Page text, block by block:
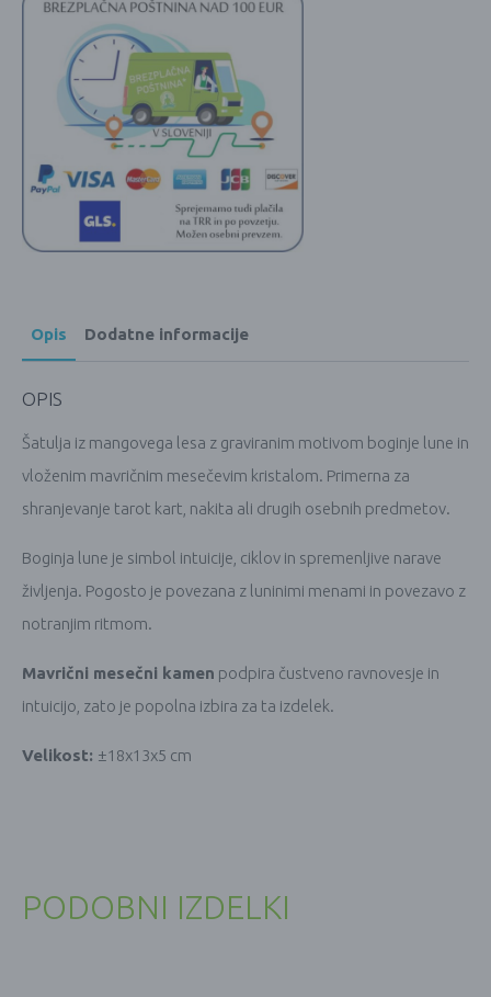
Opis Dodatne informacije
OPIS
Šatulja iz mangovega lesa z graviranim motivom boginje lune in
vloženim mavričnim mesečevim kristalom. Primerna za
shranjevanje tarot kart, nakita ali drugih osebnih predmetov.
Boginja lune je simbol intuicije, ciklov in spremenljive narave
življenja. Pogosto je povezana z luninimi menami in povezavo z
notranjim ritmom.
Mavrični mesečni kamen podpira čustveno ravnovesje in
intuicijo, zato je popolna izbira za ta izdelek.
Velikost: ±18x13x5 cm
PODOBNI IZDELKI